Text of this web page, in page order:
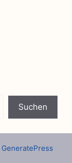
Suchen
GeneratePress